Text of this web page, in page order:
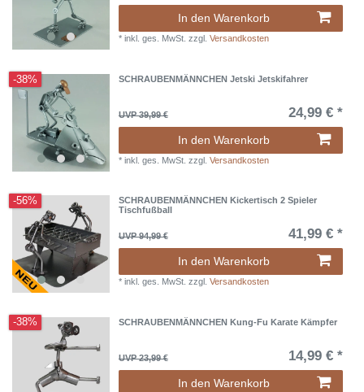
In den Warenkorb
* inkl. ges. MwSt. zzgl. Versandkosten
-38% SCHRAUBENMÄNNCHEN Jetski Jetskifahrer
UVP 39,99 € 24,99 € *
In den Warenkorb
* inkl. ges. MwSt. zzgl. Versandkosten
-56%
SCHRAUBENMÄNNCHEN Kickertisch 2 Spieler
Tischfußball
UVP 94,99 € 41,99 € *
In den Warenkorb
* inkl. ges. MwSt. zzgl. Versandkosten
-38% SCHRAUBENMÄNNCHEN Kung-Fu Karate Kämpfer
UVP 23,99 € 14,99 € *
In den Warenkorb